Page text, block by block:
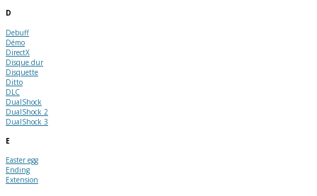
D
Debuff
Démo
DirectX
Disque dur
Disquette
Ditto
DLC
DualShock
DualShock 2
DualShock 3
E
Easter egg
Ending
Extension